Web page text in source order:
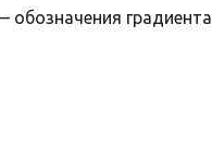
обозначения градиента